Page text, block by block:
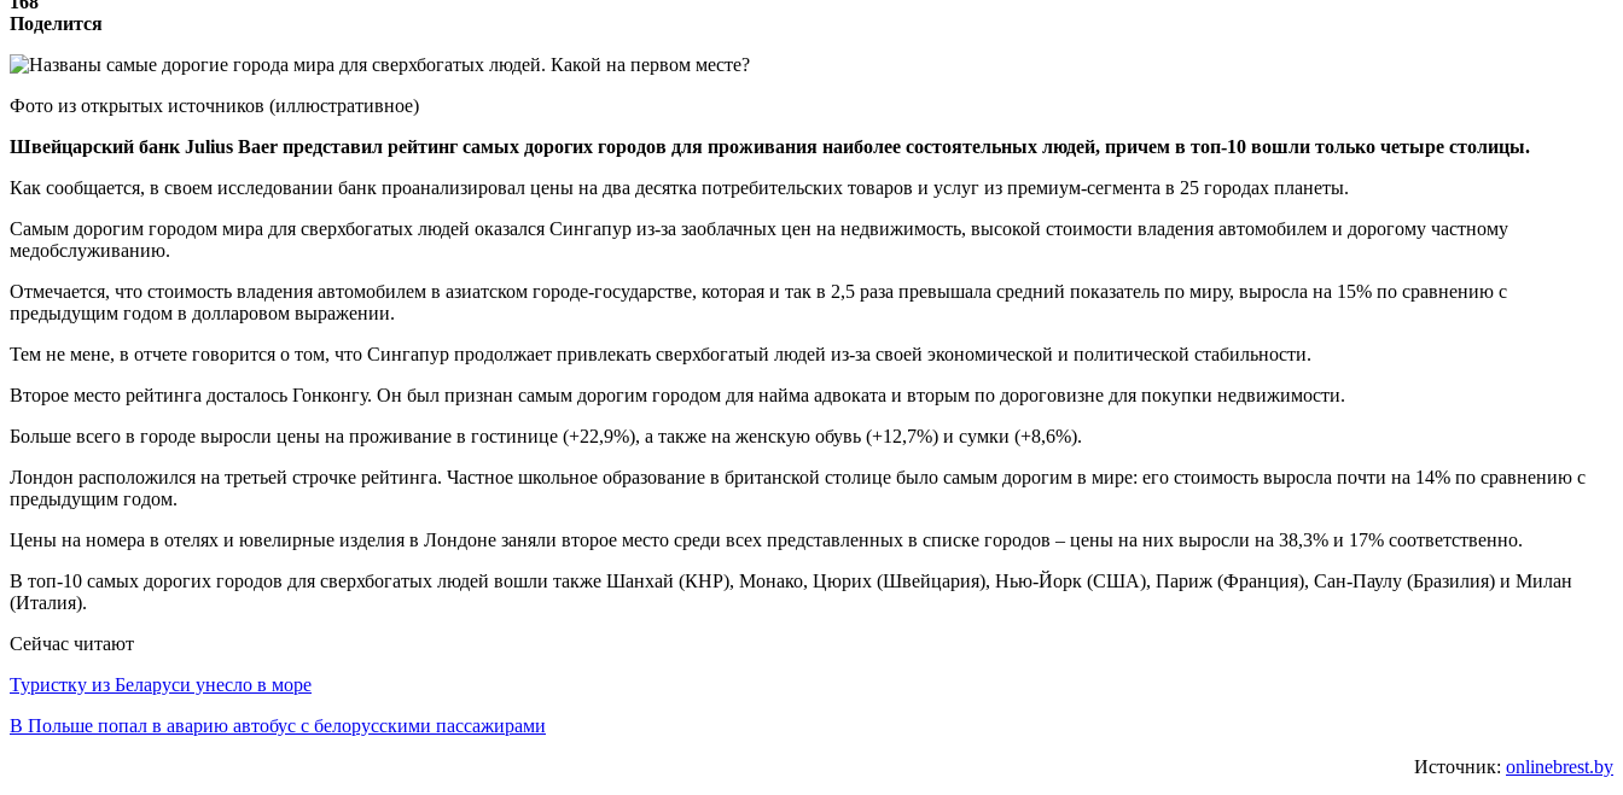
Поделится
Фото из открытых источников (иллюстративное)
Швейцарский банк Julius Baer представил рейтинг самых дорогих городов для проживания наиболее состоятельных людей, причем в топ-10 вошли только четыре столицы.
Как сообщается, в своем исследовании банк проанализировал цены на два десятка потребительских товаров и услуг из премиум-сегмента в 25 городах планеты.
Самым дорогим городом мира для сверхбогатых людей оказался Сингапур из-за заоблачных цен на недвижимость, высокой стоимости владения автомобилем и дорогому частному
медобслуживанию.
Отмечается, что стоимость владения автомобилем в азиатском городе-государстве, которая и так в 2,5 раза превышала средний показатель по миру, выросла на 15% по сравнению с
предыдущим годом в долларовом выражении.
Тем не мене, в отчете говорится о том, что Сингапур продолжает привлекать сверхбогатый людей из-за своей экономической и политической стабильности.
Второе место рейтинга досталось Гонконгу. Он был признан самым дорогим городом для найма адвоката и вторым по дороговизне для покупки недвижимости.
Больше всего в городе выросли цены на проживание в гостинице (+22,9%), а также на женскую обувь (+12,7%) и сумки (+8,6%).
Лондон расположился на третьей строчке рейтинга. Частное школьное образование в британской столице было самым дорогим в мире: его стоимость выросла почти на 14% по сравнению с
предыдущим годом.
Цены на номера в отелях и ювелирные изделия в Лондоне заняли второе место среди всех представленных в списке городов – цены на них выросли на 38,3% и 17% соответственно.
В топ-10 самых дорогих городов для сверхбогатых людей вошли также Шанхай (КНР), Монако, Цюрих (Швейцария), Нью-Йорк (США), Париж (Франция), Сан-Паулу (Бразилия) и Милан
(Италия).
Сейчас читают
Туристку из Беларуси унесло в море
В Польше попал в аварию автобус с белорусскими пассажирами
Источник: onlinebrest.by